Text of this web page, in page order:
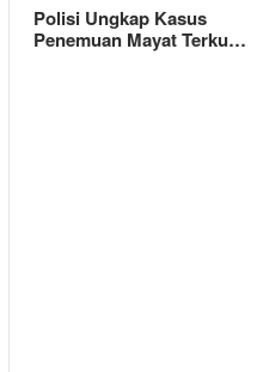
Polisi Ungkap Kasus
Penemuan Mayat Terku…